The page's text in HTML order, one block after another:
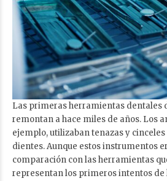
Las primeras herramientas dentales
remontan a hace miles de años. Los
ejemplo, utilizaban tenazas y
dientes. Aunque estos instrumentos
comparación con las herramientas
representan los primeros intentos de